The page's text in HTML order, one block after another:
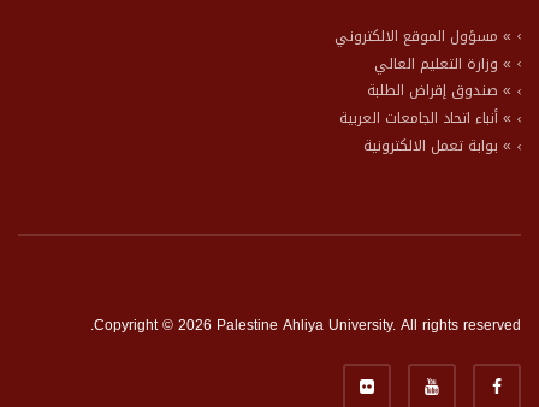
» مسؤول الموقع الالكتروني
» وزارة التعليم العالي
» صندوق إقراض الطلبة
» أنباء اتحاد الجامعات العربية
» بوابة تعمل الالكترونية
Copyright © 2026 Palestine Ahliya University. All rights reserved.